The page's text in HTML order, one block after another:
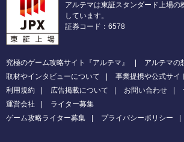
アルテマは東証スタンダード上場の
しています。
証券コード：6578
究極のゲーム攻略サイト『アルテマ』
アルテマの
取材やインタビューについて
事業提携や公式サイ
利用規約
広告掲載について お問い合わせ
運営会社
ライター募集
ゲーム攻略ライター募集
プライバシーポリシー